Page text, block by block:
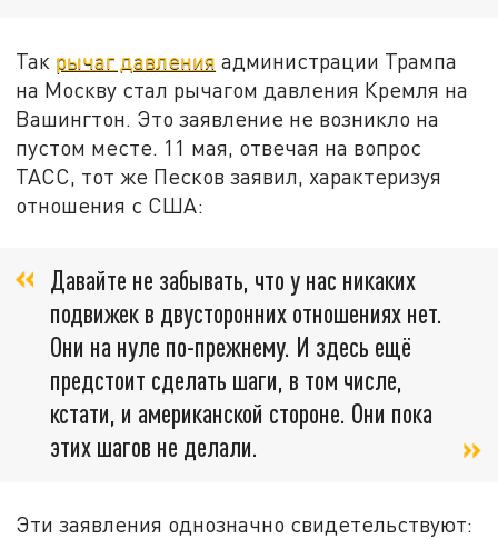
Так рычаг давления администрации Трампа
на Москву стал рычагом давления Кремля на
Вашингтон. Это заявление не возникло на
пустом месте. 11 мая, отвечая на вопрос
ТАСС, тот же Песков заявил, характеризуя
отношения с США:
Давайте не забывать, что у нас никаких
подвижек в двусторонних отношениях нет.
Они на нуле по-прежнему. И здесь ещё
предстоит сделать шаги, в том числе,
кстати, и американской стороне. Они пока
этих шагов не делали.
Эти заявления однозначно свидетельствуют: